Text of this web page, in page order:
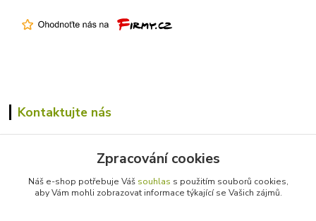
Kontaktujte nás
Zpracování cookies
Náš e-shop potřebuje Váš souhlas s použitím souborů cookies,
aby Vám mohli zobrazovat informace týkající se Vašich zájmů.